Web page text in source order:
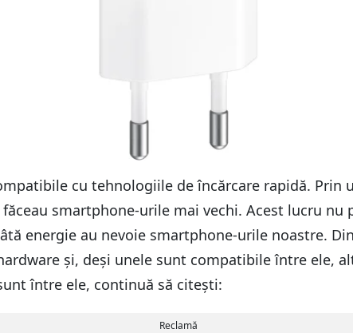
cu tehnologiile de încărcare rapidă.
smartphone-urile mai vechi. Acest lucru nu
energie au nevoie smartphone-urile noastre.
și, deși unele sunt compatibile între ele,
între ele, continuă să citești:
Reclamă